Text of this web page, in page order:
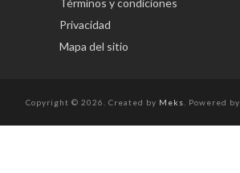
Términos y condiciones
Privacidad
Mapa del sitio
Copyright © 2026. Created by Meks . Powered by